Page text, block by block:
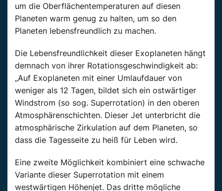
um die Oberflächentemperaturen auf diesen
Planeten warm genug zu halten, um so den
Planeten lebensfreundlich zu machen.
Die Lebensfreundlichkeit dieser Exoplaneten hängt
demnach von ihrer Rotationsgeschwindigkeit ab:
„Auf Exoplaneten mit einer Umlaufdauer von
weniger als 12 Tagen, bildet sich ein ostwärtiger
Windstrom (so sog. Superrotation) in den oberen
Atmosphärenschichten. Dieser Jet unterbricht die
atmosphärische Zirkulation auf dem Planeten, so
dass die Tagesseite zu heiß für Leben wird.
Eine zweite Möglichkeit kombiniert eine schwache
Variante dieser Superrotation mit einem
westwärtigen Höhenjet. Das dritte mögliche